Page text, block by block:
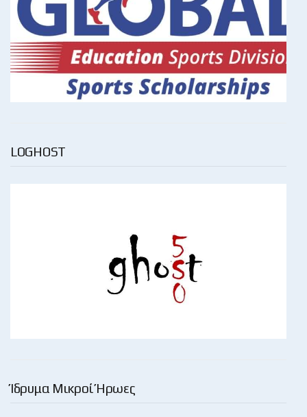
LOGHOST
Ίδρυμα Μικροί Ήρωες